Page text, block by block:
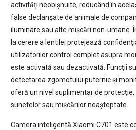
activități neobișnuite, reducând în
false declanșate de animale de
iluminare sau alte mișcări non-umane.
la cerere a lentilei protejează
utilizatorilor control complet asupra
este activată sau dezactivată. Funcții
detectarea zgomotului puternic și
oferă un nivel suplimentar de
sunetelor sau mișcărilor neașteptate.
Camera inteligentă Xiaomi C701 este